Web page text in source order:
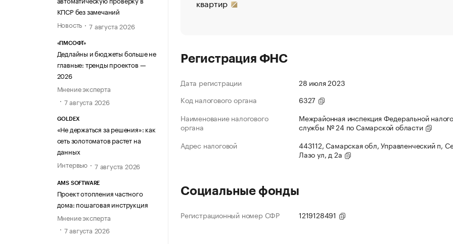
КПСР без замечаний
Новость
7 августа 2026
«ПМСОФТ»
Дедлайны и бюджеты больше не
главные: тренды проектов —
2026
Мнение эксперта
7 августа 2026
GOLDEX
«Не держаться за решения»: как
сеть золотоматов растет на
данных
Интервью
7 августа 2026
AMS SOFTWARE
Проект отопления частного
дома: пошаговая инструкция
Мнение эксперта
7 августа 2026
квартир
Регистрация ФНС
Дата регистрации
28 июля 2023
Код налогового органа
6327
Наименование налогового
органа
Межрайонная инспекция Федеральной
службы № 24 по Самарской области
Адрес налоговой
443112, Самарская обл, Управленческий п,
Лазо ул, д 2а
Социальные фонды
Регистрационный номер СФР 1219128491